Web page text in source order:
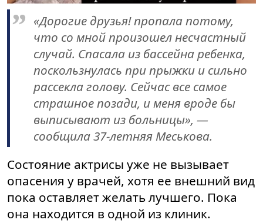
«Дорогие друзья! пропала потому,
что со мной произошел несчастный
случай. Спасала из бассейна ребенка,
поскользнулась при прыжки и сильно
рассекла голову. Сейчас все самое
страшное позади, и меня вроде бы
выписывают из больницы», —
сообщила 37-летняя Меськова.
Состояние актрисы уже не вызывает
опасения у врачей, хотя ее внешний вид
пока оставляет желать лучшего. Пока
она находится в одной из клиник.